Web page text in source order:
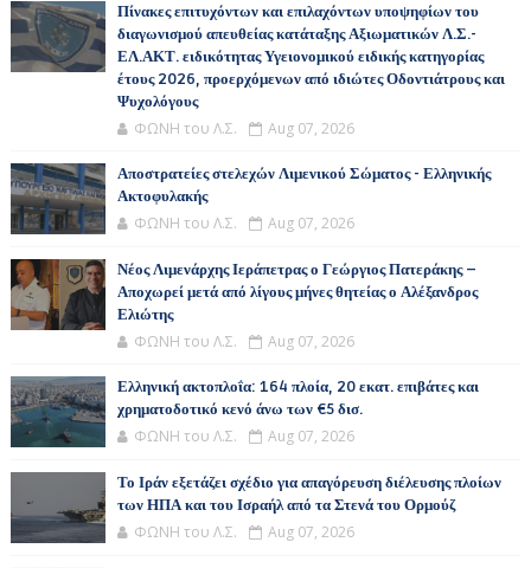
Πίνακες επιτυχόντων και επιλαχόντων υποψηφίων του
διαγωνισμού απευθείας κατάταξης Αξιωματικών Λ.Σ.-
ΕΛ.ΑΚΤ. ειδικότητας Υγειονομικού ειδικής κατηγορίας
έτους 2026, προερχόμενων από ιδιώτες Οδοντιάτρους και
Ψυχολόγους
ΦΩΝΗ του Λ.Σ. Aug 07, 2026
Αποστρατείες στελεχών Λιμενικού Σώματος - Ελληνικής
Ακτοφυλακής
ΦΩΝΗ του Λ.Σ. Aug 07, 2026
Νέος Λιμενάρχης Ιεράπετρας ο Γεώργιος Πατεράκης –
Αποχωρεί μετά από λίγους μήνες θητείας ο Αλέξανδρος
Ελιώτης
ΦΩΝΗ του Λ.Σ. Aug 07, 2026
Ελληνική ακτοπλοΐα: 164 πλοία, 20 εκατ. επιβάτες και
χρηματοδοτικό κενό άνω των €5 δισ.
ΦΩΝΗ του Λ.Σ. Aug 07, 2026
Το Ιράν εξετάζει σχέδιο για απαγόρευση διέλευσης πλοίων
των ΗΠΑ και του Ισραήλ από τα Στενά του Ορμούζ
ΦΩΝΗ του Λ.Σ. Aug 07, 2026